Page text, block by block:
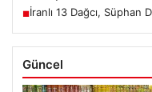
■İranlı 13 Dağcı, Süphan
Güncel